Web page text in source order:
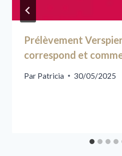
Prélèvement
correspond et
Par Patricia 30/05/2025